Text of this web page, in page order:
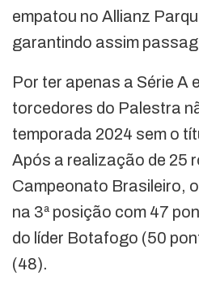
empatou no Allianz
garantindo assim
Por ter apenas a Série A
torcedores do Palestra
temporada 2024 sem o
Após a realização de 25
Campeonato Brasileiro,
na 3ª posição com 47
do líder Botafogo (50
(48).